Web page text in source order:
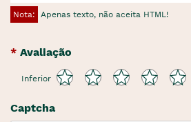
Nota: Apenas texto, não aceita HTML!
Avaliação
Inferior
Captcha